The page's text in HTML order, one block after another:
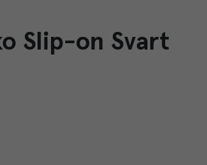
Slip-on Svart